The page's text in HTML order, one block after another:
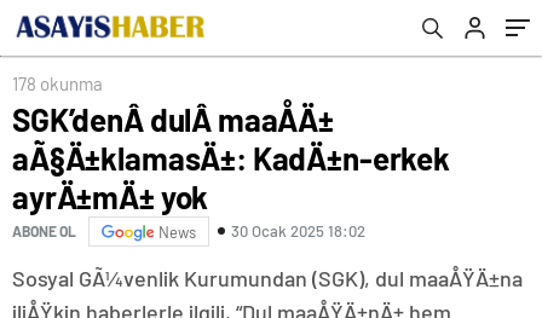
178 okunma
SGK’denÂ dulÂ maaÅÄ±
aÃ§Ä±klamasÄ±: KadÄ±n-erkek
ayrÄ±mÄ± yok
ABONE OL News 30 Ocak 2025 18:02
Sosyal GÃ¼venlik Kurumundan (SGK), dul maaÅŸÄ±na
iliÅŸkin haberlerle ilgili, “Dul maaÅŸÄ±nÄ± hem